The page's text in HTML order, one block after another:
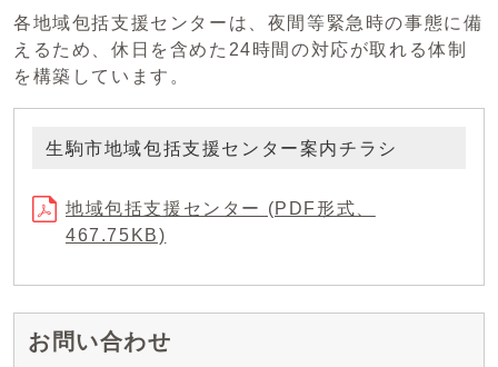
各地域包括支援センターは、夜間等緊急時の事態に備
えるため、休日を含めた24時間の対応が取れる体制
を構築しています。
生駒市地域包括支援センター案内チラシ
地域包括支援センター (PDF形式、
467.75KB)
お問い合わせ